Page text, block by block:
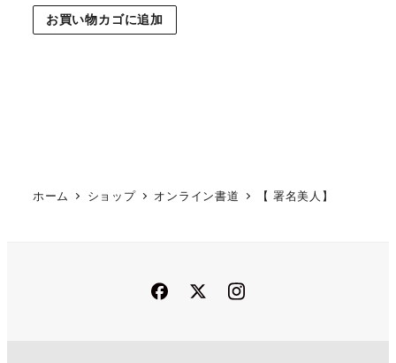
お買い物カゴに追加
ホーム ショップ オンライン書道 【 署名美人】
FacebookTwitterInstagram